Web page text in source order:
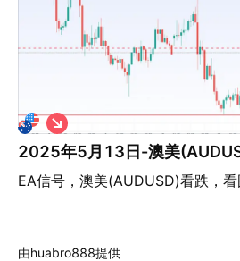
2025年5月13日-澳美
EA信号，澳美(AUDUSD)看跌，看
做
空
由huabro888提供